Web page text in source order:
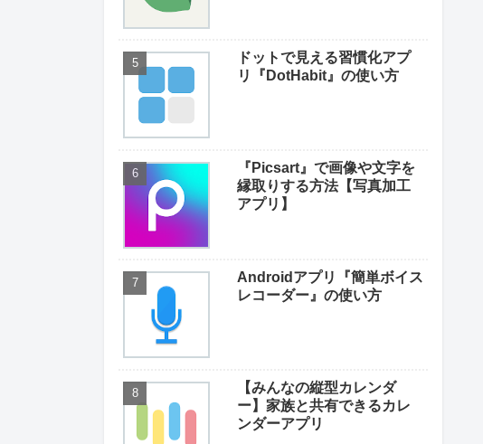
ドットで見える習慣化アプ
リ『DotHabit』の使い方
『Picsart』で画像や文字を
縁取りする方法【写真加工
アプリ】
Androidアプリ『簡単ボイス
レコーダー』の使い方
【みんなの縦型カレンダ
ー】家族と共有できるカレ
ンダーアプリ